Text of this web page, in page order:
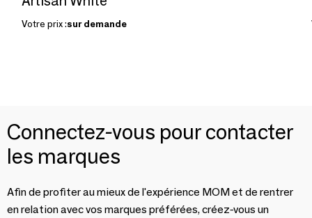
Votre prix :sur demande
Connectez-vous pour contacter
les marques
Afin de profiter au mieux de l'expérience MOM et de rentrer
en relation avec vos marques préférées, créez-vous un